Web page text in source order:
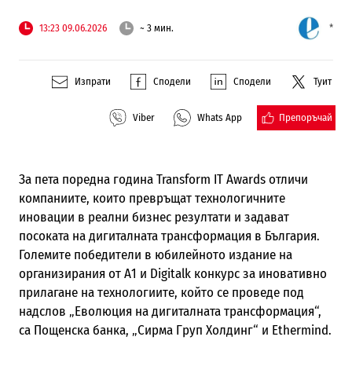
13:23 09.06.2026 ~ 3 мин. *
Изпрати Сподели Сподели Туит
Viber Whats App Препоръчай
За пета поредна година Transform IT Awards отличи
компаниите, които превръщат технологичните
иновации в реални бизнес резултати и задават
посоката на дигиталната трансформация в България.
Големите победители в юбилейното издание на
организирания от А1 и Digitalk конкурс за иновативно
прилагане на технологиите, който се проведе под
надслов „Еволюция на дигиталната трансформация“,
са Пощенска банка, „Сирма Груп Холдинг“ и Ethermind.